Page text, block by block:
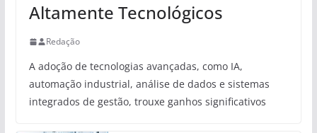
Altamente Tecnológicos
Redação
A adoção de tecnologias avançadas, como IA,
automação industrial, análise de dados e sistemas
integrados de gestão, trouxe ganhos significativos